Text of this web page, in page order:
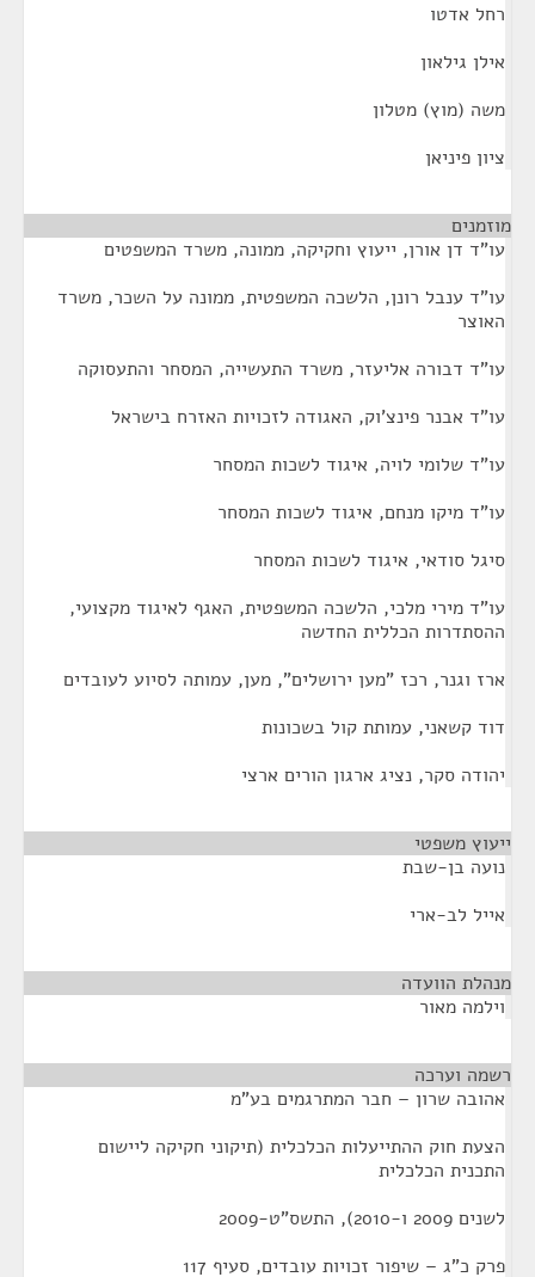
רחל אדטו
אילן גילאון
משה (מוץ) מטלון
ציון פיניאן
מוזמנים
עו"ד דן אורן, ייעוץ וחקיקה, ממונה, משרד המשפטים
עו"ד ענבל רונן, הלשכה המשפטית, ממונה על השכר, משרד
האוצר
עו"ד דבורה אליעזר, משרד התעשייה, המסחר והתעסוקה
עו"ד אבנר פינצ'וק, האגודה לזכויות האזרח בישראל
עו"ד שלומי לויה, איגוד לשכות המסחר
עו"ד מיקו מנחם, איגוד לשכות המסחר
סיגל סודאי, איגוד לשכות המסחר
עו"ד מירי מלכי, הלשכה המשפטית, האגף לאיגוד מקצועי,
ההסתדרות הכללית החדשה
ארז וגנר, רכז "מען ירושלים", מען, עמותה לסיוע לעובדים
דוד קשאני, עמותת קול בשכונות
יהודה סקר, נציג ארגון הורים ארצי
ייעוץ משפטי
נועה בן-שבת
אייל לב-ארי
מנהלת הוועדה
וילמה מאור
רשמה וערכה
אהובה שרון – חבר המתרגמים בע"מ
הצעת חוק ההתייעלות הכלכלית (תיקוני חקיקה ליישום
התכנית הכלכלית
לשנים 2009 ו-2010), התשס"ט-2009
פרק כ"ג – שיפור זכויות עובדים, סעיף 117